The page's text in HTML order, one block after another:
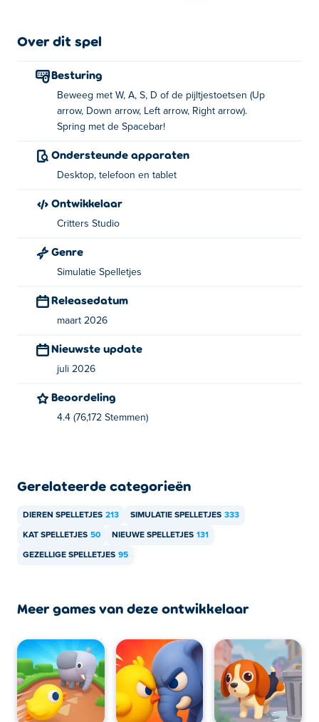
Hoe speel je Cat Simulator?
Bewegen: WASD of de pijltjes toetsen
Springen: de spatiebalk
Quest!
Je kunt Cat Simulator gratis spelen op Poki.
Kan ik Cat Simulator spelen op mobiele
apparaten en op de desktop?
Cat Simulator kan worden gespeeld op je computer en
mobiele apparaten zoals telefoons en tablets.
Over dit spel
Besturing
Beweeg met W, A, S, D of de pijltjestoetsen (Up
arrow, Down arrow, Left arrow, Right arrow).
Spring met de Spacebar!
Ondersteunde apparaten
Desktop, telefoon en tablet
Ontwikkelaar
Critters Studio
Genre
Simulatie Spelletjes
Releasedatum
maart 2026
Nieuwste update
juli 2026
Beoordeling
4.4 (76,172 Stemmen)
Gerelateerde categorieën
DIEREN SPELLETJES 213 SIMULATIE SPELLETJES 333
KAT SPELLETJES 50 NIEUWE SPELLETJES 131
GEZELLIGE SPELLETJES 95
Meer games van deze ontwikkelaar